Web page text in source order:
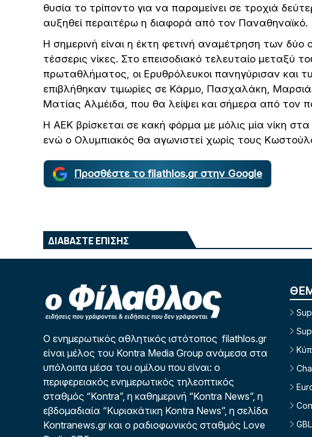
θυσία το τρίποντο για να παραμείνει σε τροχιά
αυξηθεί περαιτέρω η διαφορά από τον Παναθηναϊκό.
Η σημερινή είναι η έκτη φετινή αναμέτρηση των
τέσσερις νίκες. Στο επεισοδιακό τελευταίο μεταξύ
πρωταθλήματος, οι Ερυθρόλευκοι πανηγύρισαν και
επιβλήθηκαν τιμωρίες σε Κάρμο, Πασχαλάκη,
Ματίας Αλμέιδα, που θα λείψει και σήμερα από τον
Η ΑΕΚ βρίσκεται σε κακή φόρμα με μόλις μία νίκη
ενώ ο Ολυμπιακός θα αγωνιστεί χωρίς τους
Προσθέστε το filathlos.gr στην Google
ΔΙΑΒΑΣΤΕ ΕΠΙΣΗΣ
Ο ενημερωτικός αθλητικός ιστότοπος filathlos.gr
είναι μέλος του Kontra Media Group ανάμεσα στα
υπόλοιπα μέσα του ομίλου που είναι: ο
περιφερειακός ενημερωτικός τηλεοπτικός
σταθμός “Kontra”, η καθημερινή “Kontra News”, η
εβδομαδιαία “Κυριακάτικη Kontra News”, η σελίδα
Kontranews.gr και ο ραδιοφωνικός σταθμός Love
GBL